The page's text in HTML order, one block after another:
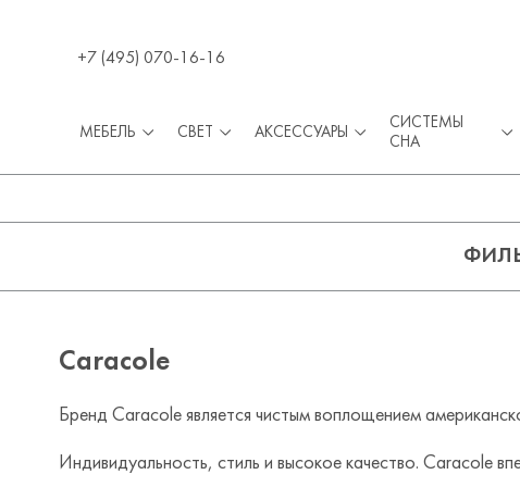
+7 (495) 070-16-16
МЕБЕЛЬ СВЕТ АКСЕССУАРЫ
СИСТЕМЫ
СНА
Caracole
Бренд Caracole является чистым воплощением
Индивидуальность, стиль и высокое качество. Caracole